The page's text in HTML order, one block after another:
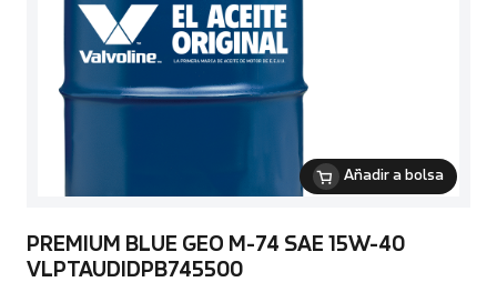
Añadir a bolsa
PREMIUM BLUE GEO M-74 SAE 15W-40
VLPTAUDIDPB745500